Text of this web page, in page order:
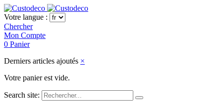
Votre langue :
Chercher
Mon Compte
0 Panier
Derniers articles ajoutés ×
Votre panier est vide.
Search site: